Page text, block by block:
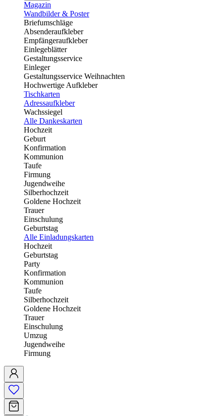
Magazin
Wandbilder & Poster
Briefumschläge
Absenderaufkleber
Empfängeraufkleber
Einlegeblätter
Gestaltungsservice
Einleger
Gestaltungsservice Weihnachten
Hochwertige Aufkleber
Tischkarten
Adressaufkleber
Wachssiegel
Alle Dankeskarten
Hochzeit
Geburt
Konfirmation
Kommunion
Taufe
Firmung
Jugendweihe
Silberhochzeit
Goldene Hochzeit
Trauer
Einschulung
Geburtstag
Alle Einladungskarten
Hochzeit
Geburtstag
Party
Konfirmation
Kommunion
Taufe
Silberhochzeit
Goldene Hochzeit
Trauer
Einschulung
Umzug
Jugendweihe
Firmung